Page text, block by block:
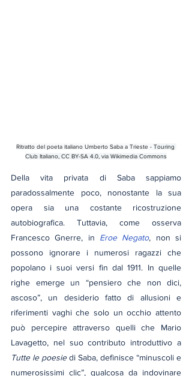
Ritratto del poeta italiano Umberto Saba a Trieste - Touring
Club Italiano CC BY-SA 4.0 , via Wikimedia Commons
Della vita privata di Saba sappiamo
paradossalmente poco, nonostante la sua
opera sia una costante ricostruzione
autobiografica. Tuttavia, come osserva
Francesco Gnerre, in Eroe Negato, non si
possono ignorare i numerosi ragazzi che
popolano i suoi versi fin dal 1911. In quelle
righe emerge un “pensiero che non dici,
ascoso”, un desiderio fatto di allusioni e
riferimenti vaghi che solo un occhio attento
può percepire attraverso quelli che Mario
Tutte le poesie di Saba, definisce “minuscoli e
numerosissimi clic”, qualcosa da indovinare